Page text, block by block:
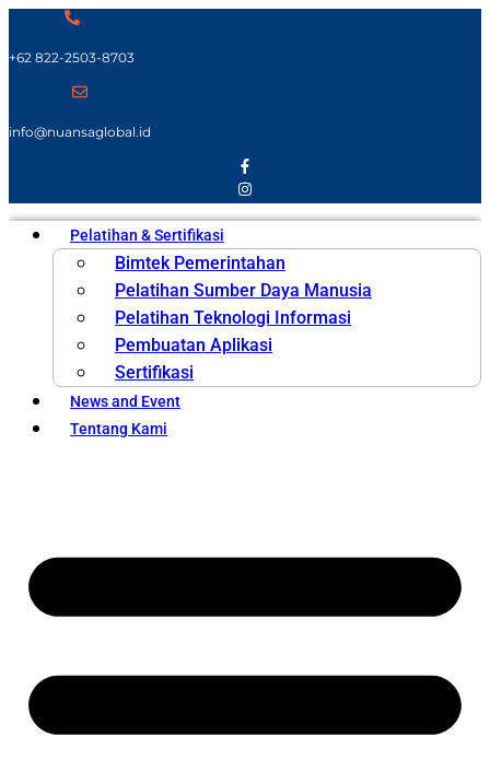
+62 822-2503-8703
info@nuansaglobal.id
Pelatihan & Sertifikasi
Bimtek Pemerintahan
Pelatihan Sumber Daya Manusia
Pelatihan Teknologi Informasi
Pembuatan Aplikasi
Sertifikasi
News and Event
Tentang Kami